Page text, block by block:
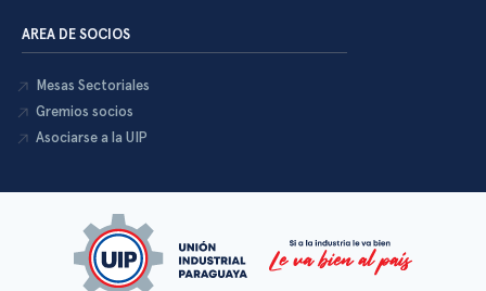
AREA DE SOCIOS
Mesas Sectoriales
Gremios socios
Asociarse a la UIP